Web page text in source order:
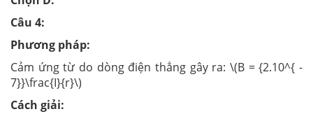
Câu 4:
Phương pháp:
Cảm ứng từ do dòng điện thẳng gây ra: \(B = {2.10^{ -
7}}\frac{I}{r}\)
Cách giải: